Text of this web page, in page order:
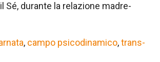
Sé, durante la relazione madre-
, campo psicodinamico,trans-